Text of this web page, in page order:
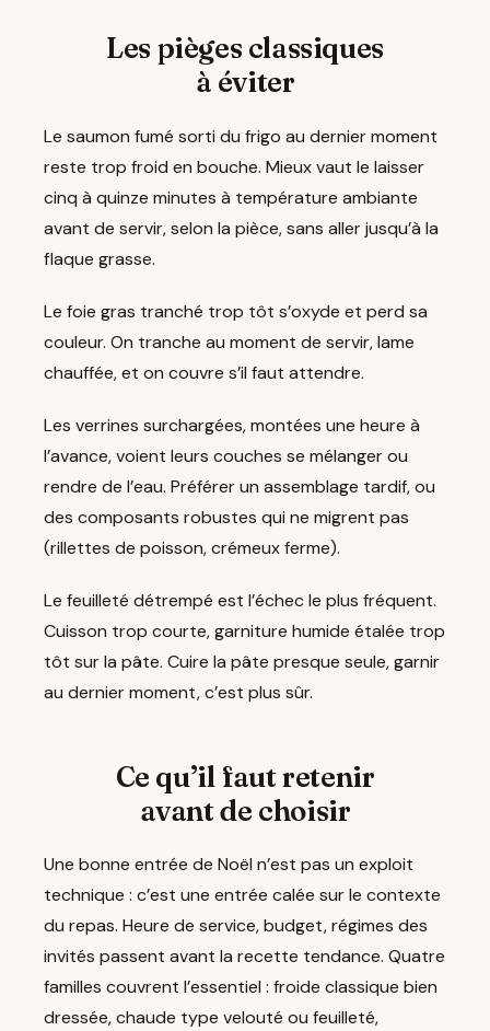
Les pièges classiques
à éviter
Le saumon fumé sorti du frigo au dernier moment
reste trop froid en bouche. Mieux vaut le laisser
cinq à quinze minutes à température ambiante
avant de servir, selon la pièce, sans aller jusqu’à la
flaque grasse.
Le foie gras tranché trop tôt s’oxyde et perd sa
couleur. On tranche au moment de servir, lame
chauffée, et on couvre s’il faut attendre.
Les verrines surchargées, montées une heure à
l’avance, voient leurs couches se mélanger ou
rendre de l’eau. Préférer un assemblage tardif, ou
des composants robustes qui ne migrent pas
(rillettes de poisson, crémeux ferme).
Le feuilleté détrempé est l’échec le plus fréquent.
Cuisson trop courte, garniture humide étalée trop
tôt sur la pâte. Cuire la pâte presque seule, garnir
au dernier moment, c’est plus sûr.
Ce qu’il faut retenir
avant de choisir
Une bonne entrée de Noël n’est pas un exploit
technique : c’est une entrée calée sur le contexte
du repas. Heure de service, budget, régimes des
invités passent avant la recette tendance. Quatre
familles couvrent l’essentiel : froide classique bien
dressée, chaude type velouté ou feuilleté,